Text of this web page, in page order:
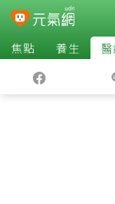
焦點 養生